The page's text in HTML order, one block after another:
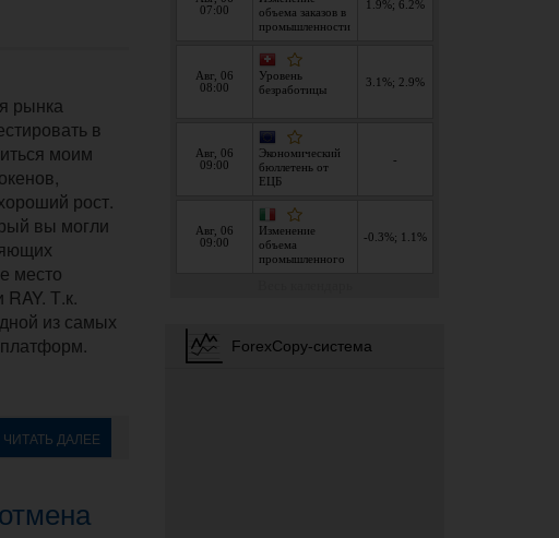
рынка
в
моим
рост.
вы могли
место
Т.к.
из самых
ЧИТАТЬ ДАЛЕЕ